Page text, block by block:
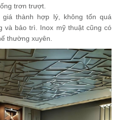
trơn trượt.
thành hợp lý, không tốn quá
và bảo trì. Inox mỹ thuật cũng có
thường xuyên.